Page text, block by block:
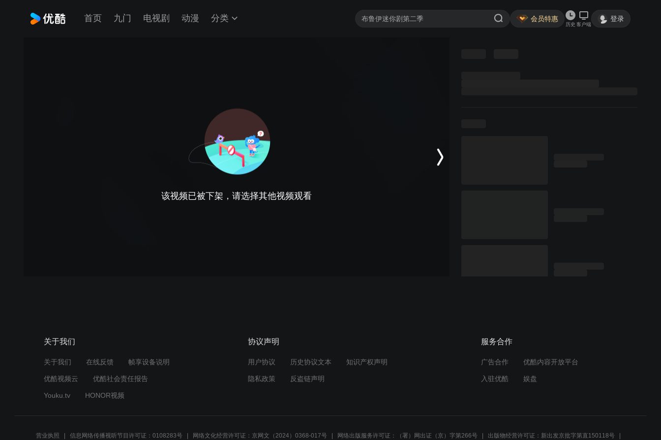
首页 九门 电视剧 动漫 分类 会员特惠
历史 客户端
登录
该视频已被下架，请选择其他视频观看
关于我们
关于我们 在线反馈 帧享设备说明
优酷视频云 优酷社会责任报告
Youku.tv HONOR视频
协议声明
用户协议 历史协议文本 知识产权声明
隐私政策 反盗链声明
服务合作
广告合作 优酷内容开放平台
入驻优酷 娱盘
营业执照 信息网络传播视听节目许可证：0108283号 网络文化经营许可证：京网文（2024）0368-017号 网络出版服务许可证：（署）网出证（京）字第266号 出版物经营许可证：新出发京批字第直150118号